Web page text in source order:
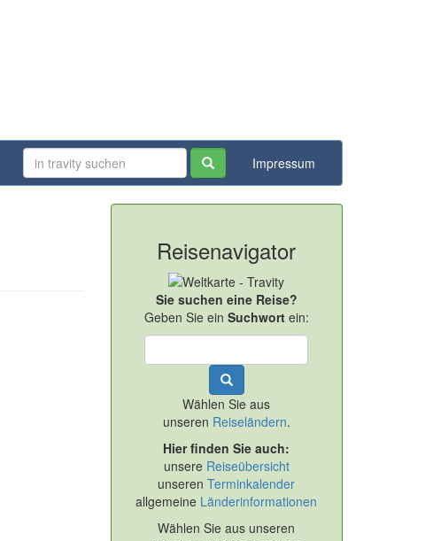
Impressum
Reisenavigator
Sie suchen eine Reise?
Geben Sie ein Suchwortein:
Wählen Sie aus
unseren Reiseländern.
Hier finden Sie auch:
unsere Reiseübersicht
unserenTerminkalender
allgemeine Länderinformationen
Wählen Sie aus unseren